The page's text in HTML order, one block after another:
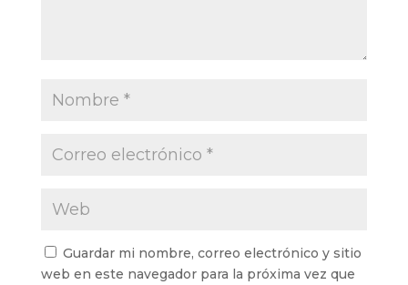
Guardar mi nombre, correo electrónico y sitio
web en este navegador para la próxima vez que